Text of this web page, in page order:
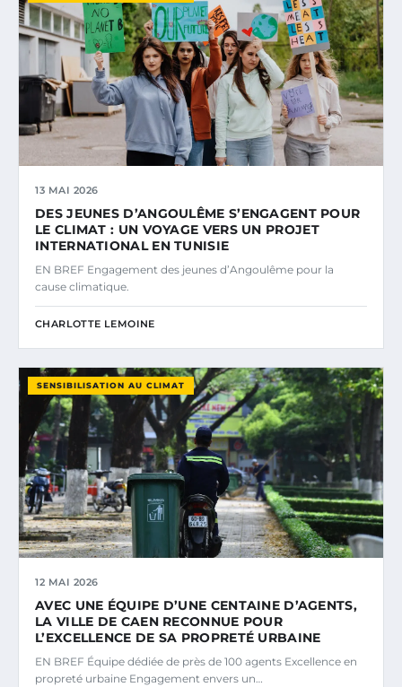
13 MAI 2026
DES JEUNES D’ANGOULÊME S’ENGAGENT POUR
LE CLIMAT : UN VOYAGE VERS UN PROJET
INTERNATIONAL EN TUNISIE
EN BREF Engagement des jeunes d’Angoulême pour la
cause climatique.
CHARLOTTE LEMOINE
SENSIBILISATION AU CLIMAT
12 MAI 2026
AVEC UNE ÉQUIPE D’UNE CENTAINE D’AGENTS,
LA VILLE DE CAEN RECONNUE POUR
L’EXCELLENCE DE SA PROPRETÉ URBAINE
EN BREF Équipe dédiée de près de 100 agents Excellence en
propreté urbaine Engagement envers un…